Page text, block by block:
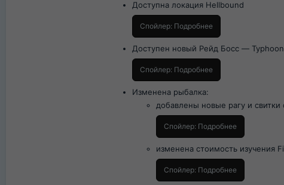
Доступна локация Hellbound
Спойлер: Подробнее
Доступен новый Рейд Босс —
Спойлер: Подробнее
Изменена рыбалка:
добавлены новые рагу и
Спойлер: Подробнее
изменена стоимость изучения
Спойлер: Подробнее